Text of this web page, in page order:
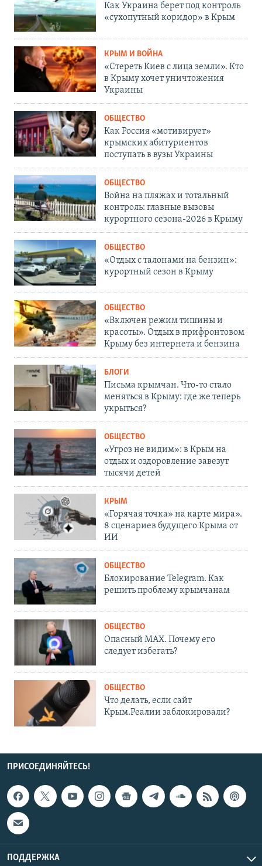
Как Украина берет под контроль
«сухопутный коридор» в Крым
КРЫМ И ВОЙНА
«Стереть Киев с лица земли». Кто
в Крыму хочет уничтожения
Украины
ОБЩЕСТВО
Как Россия «мотивирует»
крымских абитуриентов
поступать в вузы Украины
ОБЩЕСТВО
Война на пляжах и тотальный
контроль: главные вызовы
курортного сезона-2026 в Крыму
ОБЩЕСТВО
«Отдых с талонами на бензин»:
курортный сезон в Крыму
ОБЩЕСТВО
«Включен режим тишины и
красоты». Отдых в прифронтовом
Крыму без интернета и бензина
БЛОГИ
Письма крымчан. Что-то стало
меняться в Крыму: где же теперь
укрыться?
ОБЩЕСТВО
«Угроз не видим»: в Крым на
отдых и оздоровление завезут
тысячи детей
КРЫМ
«Горячая точка» на карте мира».
8 сценариев будущего Крыма от
ИИ
ОБЩЕСТВО
Блокирование Telegram. Как
решить проблему крымчанам
ОБЩЕСТВО
Опасный MAX. Почему его
следует избегать?
ОБЩЕСТВО
Что делать, если сайт
Крым.Реалии заблокировали?
ПРИСОЕДИНЯЙТЕСЬ!
ПОДДЕРЖКА